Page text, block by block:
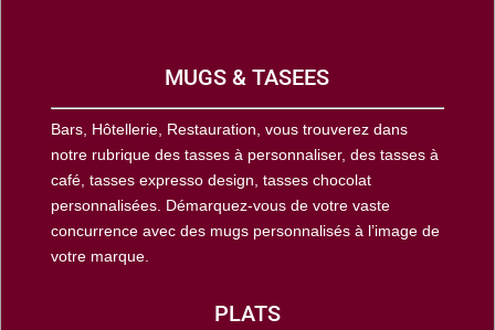
MUGS & TASEES
Bars, Hôtellerie, Restauration, vous trouverez dans
notre rubrique des tasses à personnaliser, des tasses à
café, tasses expresso design, tasses chocolat
personnalisées. Démarquez-vous de votre vaste
concurrence avec des mugs personnalisés à l’image de
votre marque.
PLATS